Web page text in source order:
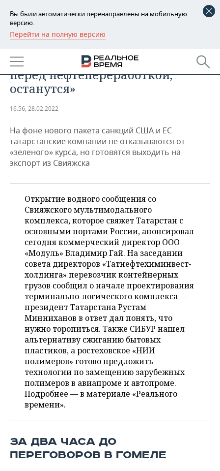
Вы были автоматически перенаправлены на мобильную
версию.
Перейти на полную версию
РЕГИОНЫ
БАШКОРТОСТАН
ТАТАРСТАН
НОВОСТИ
АНАЛИТИКА
ДЕКЛАРАЦИИ О ДОХОДАХ
КОРОЛИ ГОСЗАКАЗА ПФО
ВУЗЫ ТАТАРСТАНА
КОМУ ПРИНАДЛЕЖАТ
ТОРГОВЫЕ ЦЕНТРЫ
ТАТАРСТАНА
НОВОСТИ ЭКОНОМИКИ
ФИНАНСЫ
БАНКИ
БЮДЖЕТ
ПРОМЫШЛЕННОСТЬ
НОВОСТИ
ПРОМЫШЛЕННОСТИ
МАШИНОСТРОЕНИЕ
НЕФТЕХИМИЯ
НЕФТЬ
ОПК
ЭНЕРГЕТИКА
НЕДВИЖИМОСТЬ
НОВОСТИ НЕДВИЖИМОСТИ
НОВОСТИ АВТО
БИЗНЕС
НОВОСТИ БИЗНЕСА
РОЗНИЧНАЯ ТОРГОВЛЯ
ТРАНСПОРТ
УСЛУГИ
ТЕХНОЛОГИИ
НОВОСТИ ТЕХНОЛОГИЙ
МЕДИА
ТЕЛЕКОММУНИКАЦИИ
МЕРОПРИЯТИЯ
НОВОСТИ МЕРОПРИЯТИЙ
ВЫЕЗДНАЯ РЕДАКЦИЯ
БИЗНЕС-БРАНЧИ
ONLINE-КОНФЕРЕНЦИИ
ОТКРЫТАЯ ЛЕКЦИЯ
СПОРТ
НОВОСТИ СПОРТА
ФУТБОЛ
ХОККЕЙ
БАСКЕТБОЛ
ВОЛЕЙБОЛ
КИБЕРСПОРТ
ФИГУРНОЕ КАТАНИЕ
ВОДНЫЕ ВИДЫ СПОРТА
ОБЩЕСТВО
НОВОСТИ ОБЩЕСТВА
ВЛАСТЬ
ИНФРАСТРУКТУРА
ИСТОРИЯ
КУЛЬТУРА
МЕДИЦИНА
ОБРАЗОВАНИЕ
ФОТОГАЛЕРЕЯ
СЮЖЕТЫ
СПРАВОЧНИК
СПИСОК ПЕРСОН
СПИСОК КОМПАНИЙ
ПОЛНАЯ ВЕРСИЯ
«Все вызовы, которые стоят
перед нефтепереработкой,
останутся»
16:56, 28.02.2022
На фоне нового пакета санкций США и ЕС
татарстанские компании не отказываются от
«зеленого» курса, но готовятся выходить на
экспорт из Свияжска
Открытие водного сообщения со
Свияжского мультимодального
комплекса, которое свяжет Татарстан с
основными портами России, анонсировал
сегодня коммерческий директор ООО
«Модуль» Владимир Гай. На заседании
совета директоров «Татнефтехиминвест-
холдинга» перевозчик контейнерных
грузов сообщил о начале проектирования
терминально-логического комплекса —
президент Татарстана Рустам
Минниханов в ответ дал понять, что
нужно торопиться. Также СИБУР нашел
альтернативу сжиганию бытовых
пластиков, а ростеховское «НИИ
полимеров» готово предложить
технологии по замещению зарубежных
полимеров в авиапроме и автопроме.
Подробнее — в материале «Реального
времени».
ЗА ДВА ЧАСА ДО
ПЕРЕГОВОРОВ В ГОМЕЛЕ